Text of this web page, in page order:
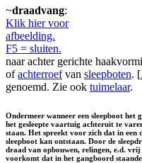
~draadvang:
Klik hier voor
afbeelding.
F5 = sluiten.
naar achter gerichte
ofachterroefvan sleepboten. [
genoemd. Zie ook tuimelaar.
Ondermeer wanneer een sleepboot het
het gesleepte vaartuig achteruit te
staan. Het spreekt voor zich dat in een
sleepboot kan ontstaan. Door de
draad van opbouwen, relingen, e.d.
voorkomt dat in het gangboord